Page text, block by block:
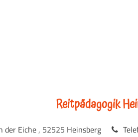
Reitpädagogik
der Eiche , 52525 Heinsberg